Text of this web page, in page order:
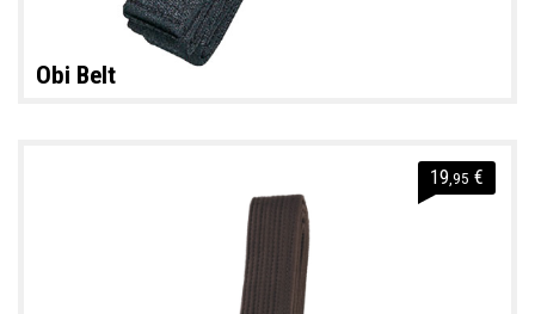
Obi Belt
19 ,95 €